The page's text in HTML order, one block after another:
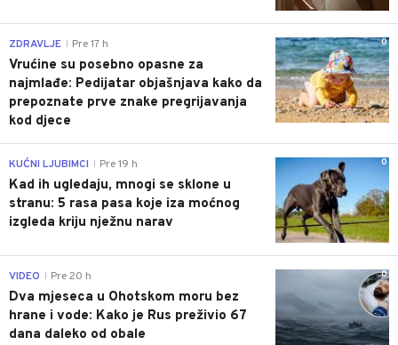
0
ZDRAVLJE Pre 17 h
Vrućine su posebno opasne za
najmlađe: Pedijatar objašnjava kako da
prepoznate prve znake pregrijavanja
kod djece
0
KUĆNI LJUBIMCI Pre 19 h
Kad ih ugledaju, mnogi se sklone u
stranu: 5 rasa pasa koje iza moćnog
izgleda kriju nježnu narav
0
VIDEO Pre 20 h
Dva mjeseca u Ohotskom moru bez
hrane i vode: Kako je Rus preživio 67
dana daleko od obale